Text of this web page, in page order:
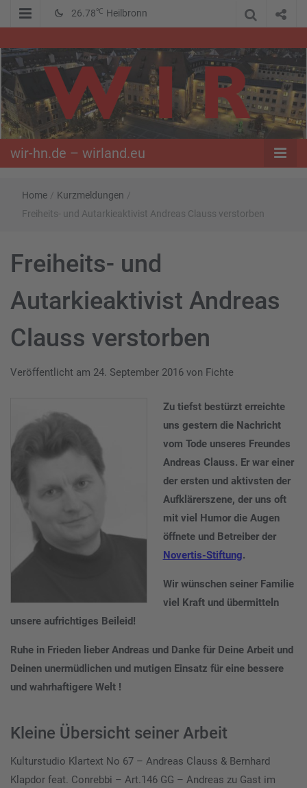
26.78℃ Heilbronn
wir-hn.de –
wirland.eu
wir-hn.de – wirland.eu
Home / Kurzmeldungen /
Freiheits- und Autarkieaktivist Andreas Clauss verstorben
Freiheits- und
Autarkieaktivist Andreas
Clauss verstorben
Veröffentlicht am 24. September 2016 von Fichte
Zu tiefst bestürzt erreichte
uns gestern die Nachricht
vom Tode unseres Freundes
Andreas Clauss. Er war einer
der ersten und aktivsten der
Aufklärerszene, der uns oft
mit viel Humor die Augen
öffnete und Betreiber der
Novertis-Stiftung.
Wir wünschen seiner Familie
viel Kraft und übermitteln
unsere aufrichtiges Beileid!
Ruhe in Frieden lieber Andreas und Danke für Deine Arbeit und
Deinen unermüdlichen und mutigen Einsatz für eine bessere
und wahrhaftigere Welt !
Kleine Übersicht seiner Arbeit
Kulturstudio Klartext No 67 – Andreas Clauss & Bernhard
Klapdor feat. Conrebbi – Art.146 GG – Andreas zu Gast im